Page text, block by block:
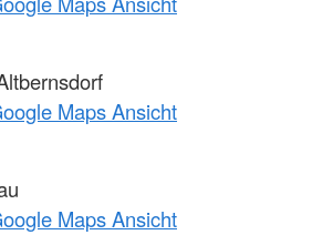
Maps Ansicht
Maps Ansicht